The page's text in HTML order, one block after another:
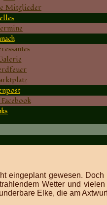
Mitglieder
eingeplant gewesen. Doch
Wetter und
Elke, die am